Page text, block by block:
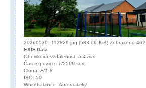
20260530_112829.jpg (583.06 KiB) Zobrazeno
EXIF-Data
Ohnisková vzdálenost: 5.4 mm
Čas expozice: 1/2500 sec.
Clona: F/1.8
ISO: 50
Whitebalance: Automaticky